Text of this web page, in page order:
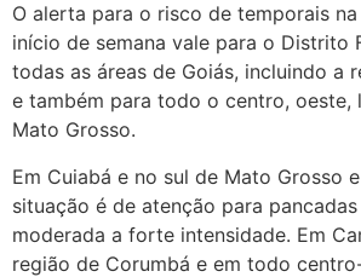
O alerta para o risco de temporais
início de semana vale para o Distrito
todas as áreas de Goiás, incluindo a
e também para todo o centro, oeste,
Mato Grosso.
Em Cuiabá e no sul de Mato Grosso
situação é de atenção para
moderada a forte intensidade. Em
região de Corumbá e em todo